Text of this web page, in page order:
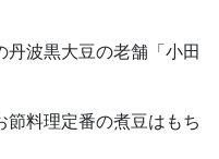
波黒大豆の老舗「小田
料理定番の煮豆はもち